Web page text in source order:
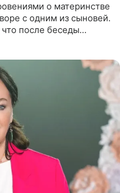
о материнстве
с одним из сыновей.
после беседы